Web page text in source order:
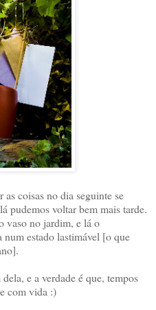
coisas no dia seguinte se
pudemos voltar bem mais tarde.
vaso no jardim, e lá o
num estado lastimável [o que
e a verdade é que, tempos
com vida :)